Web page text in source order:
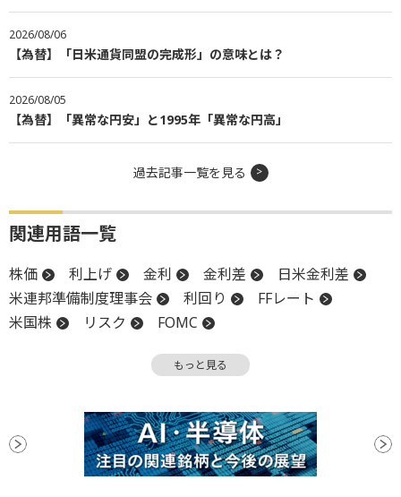
2026/08/06
【為替】「日米通貨同盟の完成形」の意味とは？
2026/08/05
【為替】「異常な円安」と1995年「異常な円高」
過去記事一覧を見る
関連用語一覧
株価 利上げ 金利 金利差
日米金利差
米連邦準備制度理事会
利回り
FFレート
米国株
リスク
FOMC
利下げ もっと見る